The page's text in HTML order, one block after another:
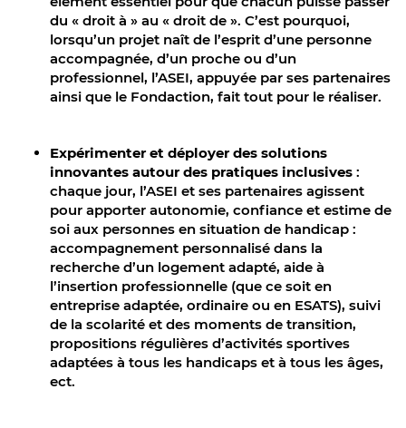
du « droit à » au « droit de ». C’est pourquoi,
lorsqu’un projet naît de l’esprit d’une personne
accompagnée, d’un proche ou d’un
professionnel, l’ASEI, appuyée par ses partenaires
ainsi que le Fondaction, fait tout pour le réaliser.
Expérimenter et déployer des solutions
innovantes autour des pratiques inclusives :
chaque jour, l’ASEI et ses partenaires agissent
pour apporter autonomie, confiance et estime de
soi aux personnes en situation de handicap :
accompagnement personnalisé dans la
recherche d’un logement adapté, aide à
l’insertion professionnelle (que ce soit en
entreprise adaptée, ordinaire ou en ESATS), suivi
de la scolarité et des moments de transition,
propositions régulières d’activités sportives
adaptées à tous les handicaps et à tous les âges,
ect.